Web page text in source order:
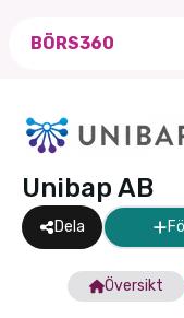
BÖRS360
Unibap AB
Dela
Översikt